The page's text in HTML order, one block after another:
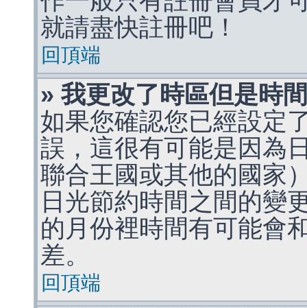
就請盡快註冊吧！
回頂端
» 我更改了時區但是時
如果您確認您已經設定
誤，這很有可能是因為
聯合王國或其他的國家
日光節約時間之間的變
的月份裡時間有可能會
差。
回頂端